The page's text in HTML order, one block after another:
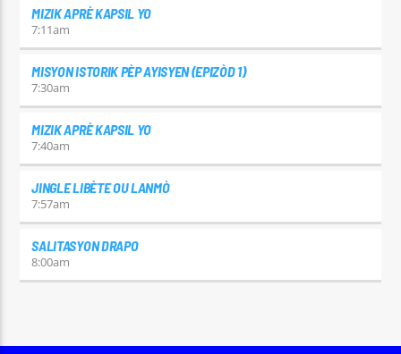
MIZIK APRÈ KAPSIL YO
7:11am
MISYON ISTORIK PÈP AYISYEN (EPIZÒD 1)
7:30am
MIZIK APRÈ KAPSIL YO
7:40am
JINGLE LIBÈTE OU LANMÒ
7:57am
SALITASYON DRAPO
8:00am